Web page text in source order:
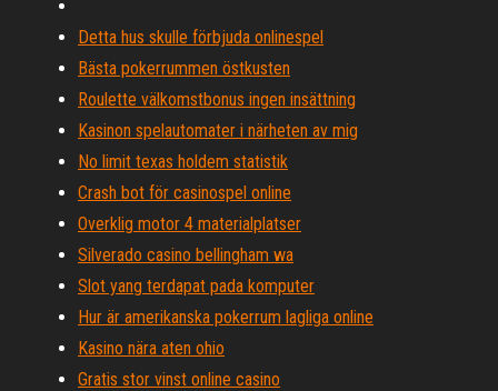
Detta hus skulle förbjuda onlinespel
Bästa pokerrummen östkusten
Roulette välkomstbonus ingen insättning
Kasinon spelautomater i närheten av mig
No limit texas holdem statistik
Crash bot för casinospel online
Overklig motor 4 materialplatser
Silverado casino bellingham wa
Slot yang terdapat pada komputer
Hur är amerikanska pokerrum lagliga online
Kasino nära aten ohio
Gratis stor vinst online casino